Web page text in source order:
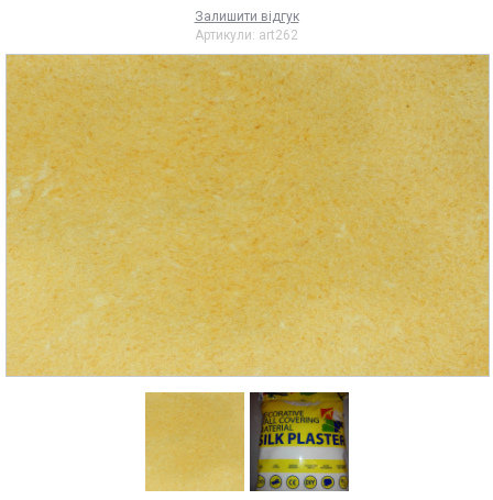
Залишити відгук
Артикули: art262